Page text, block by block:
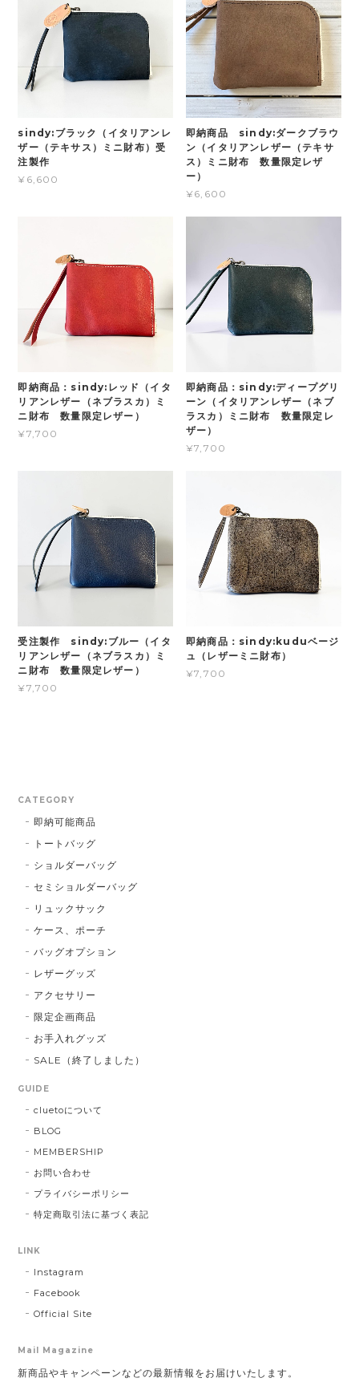
sindy:ブラック（イタリアンレ
ザー（テキサス）ミニ財布）受
注製作
¥6,600
即納商品 sindy:ダークブラウ
ン（イタリアンレザー（テキサ
ス）ミニ財布 数量限定レザ
ー）
¥6,600
即納商品：sindy:レッド（イタ
リアンレザー（ネブラスカ）ミ
ニ財布 数量限定レザー）
¥7,700
即納商品：sindy:ディープグリ
ーン（イタリアンレザー（ネブ
ラスカ）ミニ財布 数量限定レ
ザー）
¥7,700
受注製作 sindy:ブルー（イタ
リアンレザー（ネブラスカ）ミ
ニ財布 数量限定レザー）
¥7,700
即納商品：sindy:kuduベージ
ュ（レザーミニ財布）
¥7,700
CATEGORY
即納可能商品
トートバッグ
ショルダーバッグ
セミショルダーバッグ
リュックサック
ケース、ポーチ
バッグオプション
レザーグッズ
アクセサリー
限定企画商品
お手入れグッズ
SALE（終了しました）
GUIDE
cluetoについて
BLOG
MEMBERSHIP
お問い合わせ
プライバシーポリシー
特定商取引法に基づく表記
LINK
Instagram
Facebook
Official Site
Mail Magazine
新商品やキャンペーンなどの最新情報をお届けいたします。